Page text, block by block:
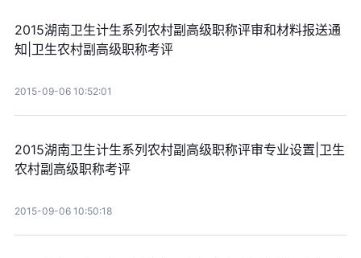
2015湖南卫生计生系列农村副高级职称评审和材料报送通
知|卫生农村副高级职称考评
2015-09-06 10:52:01
2015湖南卫生计生系列农村副高级职称评审专业设置|卫生
农村副高级职称考评
2015-09-06 10:50:18